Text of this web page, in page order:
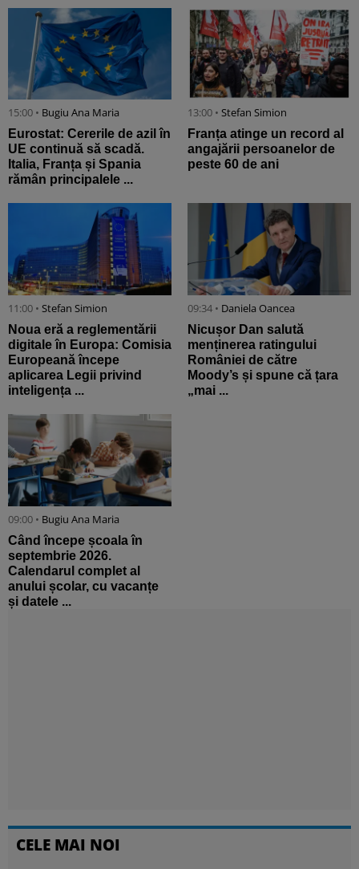
15:00 • Bugiu ⁠Ana Maria
Eurostat: Cererile de azil în
UE continuă să scadă.
Italia, Franța și Spania
rămân principalele ...
13:00 • Stefan Simion
Franța atinge un record al
angajării persoanelor de
peste 60 de ani
11:00 • Stefan Simion
Noua eră a reglementării
digitale în Europa: Comisia
Europeană începe
aplicarea Legii privind
inteligența ...
09:34 • Daniela Oancea
Nicușor Dan salută
menținerea ratingului
României de către
Moody’s și spune că țara
„mai ...
09:00 • Bugiu ⁠Ana Maria
Când începe școala în
septembrie 2026.
Calendarul complet al
anului școlar, cu vacanțe
și datele ...
CELE MAI NOI